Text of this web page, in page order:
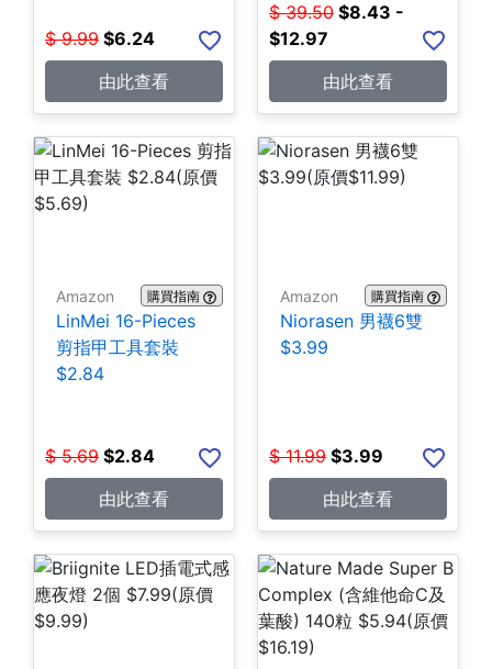
$ 9.99 $6.24
由此查看
$ 39.50 $8.43 -
$12.97
由此查看
Amazon 購買指南
LinMei 16-Pieces
剪指甲工具套裝
$2.84
$ 5.69 $2.84
由此查看
Amazon 購買指南
Niorasen 男襪6雙
$3.99
$ 11.99 $3.99
由此查看